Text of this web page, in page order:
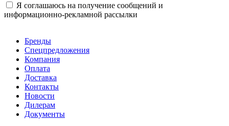
Я соглашаюсь на получение сообщений и
информационно-рекламной рассылки
Бренды
Спецпредложения
Компания
Оплата
Доставка
Контакты
Новости
Дилерам
Документы